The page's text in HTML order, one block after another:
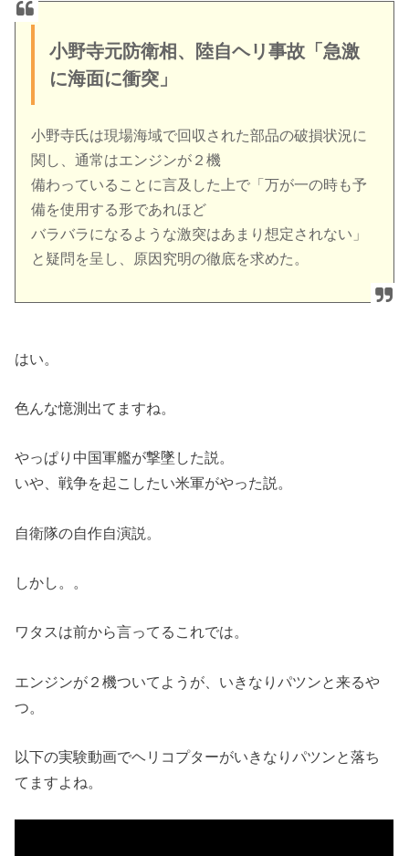
小野寺元防衛相、陸自ヘリ事故「急激
に海面に衝突」
小野寺氏は現場海域で回収された部品の破損状況に
関し、通常はエンジンが２機
備わっていることに言及した上で「万が一の時も予
備を使用する形であれほど
バラバラになるような激突はあまり想定されない」
と疑問を呈し、原因究明の徹底を求めた。
はい。
色んな憶測出てますね。
やっぱり中国軍艦が撃墜した説。
いや、戦争を起こしたい米軍がやった説。
自衛隊の自作自演説。
しかし。。
ワタスは前から言ってるこれでは。
エンジンが２機ついてようが、いきなりパツンと来るや
つ。
以下の実験動画でヘリコプターがいきなりパツンと落ち
てますよね。